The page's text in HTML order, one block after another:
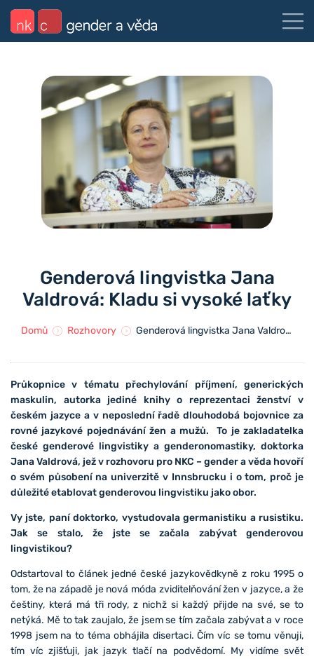
Genderová lingvistka Jana
Valdrová: Kladu si vysoké laťky
Domů Rozhovory Genderová lingvistka Jana Valdrová: Kladu si vysoké laťky
Průkopnice v tématu přechylování příjmení, generických
maskulin, autorka jediné knihy o reprezentaci ženství v
českém jazyce a v neposlední řadě dlouhodobá bojovnice za
rovné jazykové pojednávání žen a mužů. To je zakladatelka
české genderové lingvistiky a genderonomastiky, doktorka
Jana Valdrová, jež v rozhovoru pro NKC – gender a věda hovoří
o svém působení na univerzitě v Innsbrucku i o tom, proč je
důležité etablovat genderovou lingvistiku jako obor.
Vy jste, paní doktorko, vystudovala germanistiku a rusistiku.
Jak se stalo, že jste se začala zabývat genderovou
lingvistikou?
Odstartoval to článek jedné české jazykovědkyně z roku 1995 o
tom, že na západě je nová móda zviditelňování žen v jazyce, a že
češtiny, která má tři rody, z nichž si každý přijde na své, se to
netýká. Mě to tak zaujalo, že jsem se tím začala zabývat a v roce
1998 jsem na to téma obhájila disertaci. Čím víc se tomu věnuji,
tím víc zjišťuji, jak jazyk tlačí na podvědomí. My vidíme svět